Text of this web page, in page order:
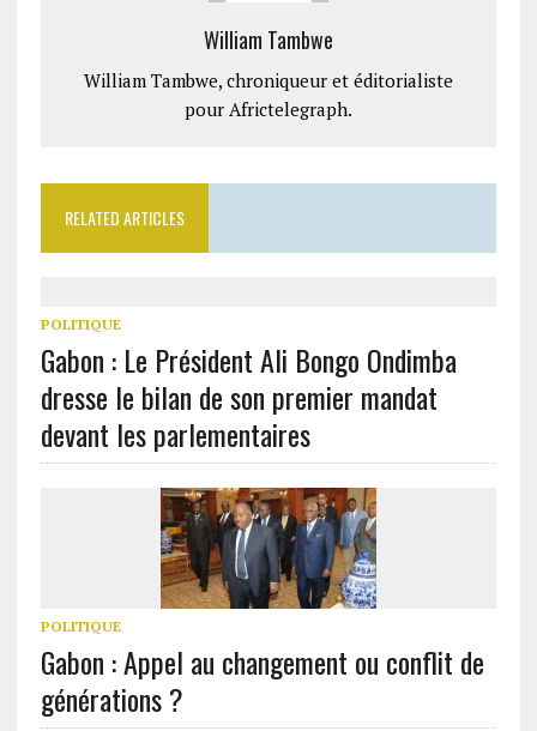
William Tambwe
William Tambwe, chroniqueur et éditorialiste
pour Africtelegraph.
RELATED ARTICLES
POLITIQUE
Gabon : Le Président Ali Bongo Ondimba
dresse le bilan de son premier mandat
devant les parlementaires
POLITIQUE
Gabon : Appel au changement ou conflit de
générations ?